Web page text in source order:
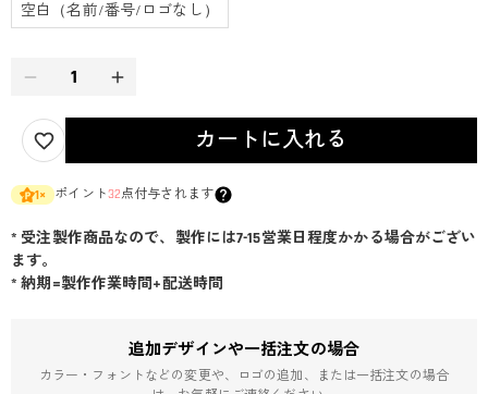
空白（名前/番号/ロゴなし）
カートに入れる
1× ポイント32点付与されます
* 受注製作商品なので、製作には7-15営業日程度かかる場合がござい
ます。
* 納期=製作作業時間+配送時間
追加デザインや一括注文の場合
カラー・フォントなどの変更や、ロゴの追加、または一括注文の場合